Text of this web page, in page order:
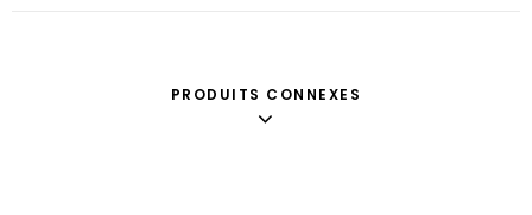
PRODUITS CONNEXES